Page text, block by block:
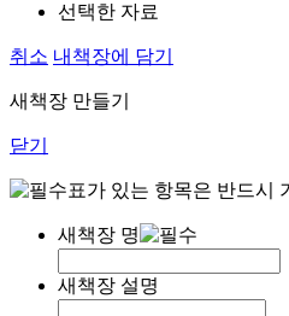
선택한 자료
취소 내책장에 담기
새책장 만들기
닫기
표가 있는 항목은 반드시
새책장 명
새책장 설명